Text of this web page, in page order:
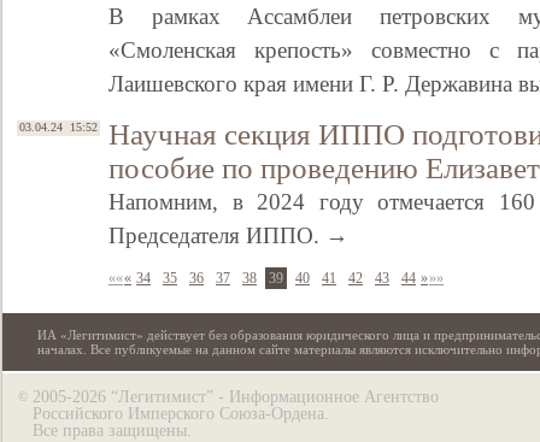
В рамках Ассамблеи петровских
«Смоленская крепость» совместно с
Лаишевского края имени Г. Р. Державина
03.04.24 15:52
Научная секция ИППО
пособие по проведению
Напомним, в 2024 году отмечается
Председателя ИППО. →
««« 34 35 36 37 38 39 40 41 42 43 44 »»»
ИА «Легитимист» действует без образования юридического лица и
началах. Все публикуемые на данном сайте материалы являются исключительно
© 2005-2026 “Легитимист” - Информационное Агентство
Российского Имперского Союза-Ордена.
Все права защищены.